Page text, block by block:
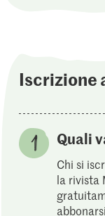
Iscrizione
Quali
Chi si
la rivista